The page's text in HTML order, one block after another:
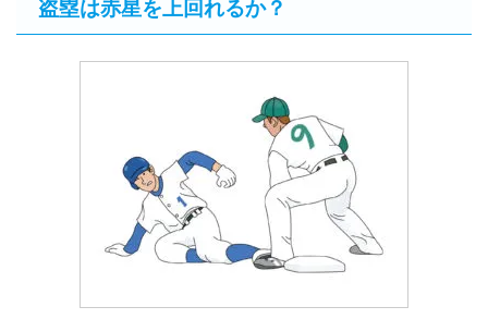
盗塁は赤星を上回れるか？